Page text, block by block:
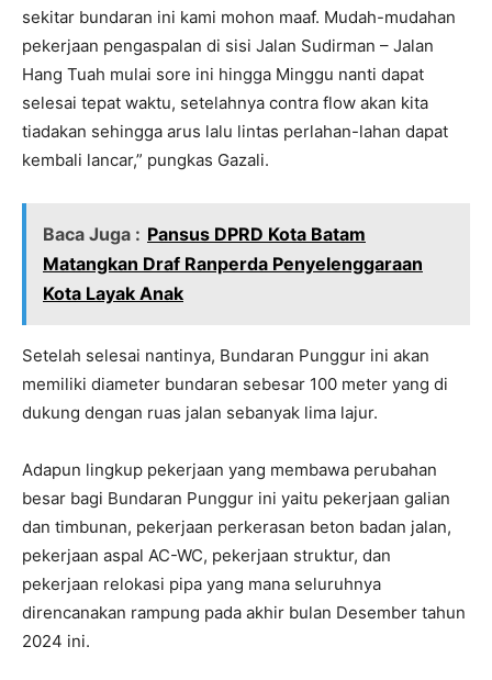
sekitar bundaran ini kami mohon maaf. Mudah-mudahan
pekerjaan pengaspalan di sisi Jalan Sudirman – Jalan
Hang Tuah mulai sore ini hingga Minggu nanti dapat
selesai tepat waktu, setelahnya contra flow akan kita
tiadakan sehingga arus lalu lintas perlahan-lahan dapat
kembali lancar,” pungkas Gazali.
Baca Juga : Pansus DPRD Kota Batam
Matangkan Draf Ranperda Penyelenggaraan
Kota Layak Anak
Setelah selesai nantinya, Bundaran Punggur ini akan
memiliki diameter bundaran sebesar 100 meter yang di
dukung dengan ruas jalan sebanyak lima lajur.
Adapun lingkup pekerjaan yang membawa perubahan
besar bagi Bundaran Punggur ini yaitu pekerjaan galian
dan timbunan, pekerjaan perkerasan beton badan jalan,
pekerjaan aspal AC-WC, pekerjaan struktur, dan
pekerjaan relokasi pipa yang mana seluruhnya
direncanakan rampung pada akhir bulan Desember tahun
2024 ini.